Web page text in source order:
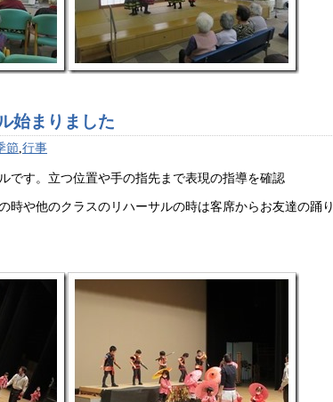
始まりました
節,行事
です。立つ位置や手の指先まで表現の指導を確認
時や他のクラスのリハーサルの時は客席からお友達の踊り